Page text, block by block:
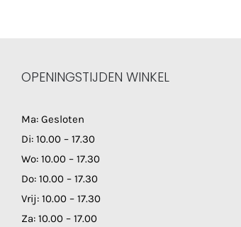
OPENINGSTIJDEN WINKEL
Ma: Gesloten
Di: 10.00 – 17.30
Wo: 10.00 – 17.30
Do: 10.00 – 17.30
Vrij: 10.00 – 17.30
Za: 10.00 – 17.00